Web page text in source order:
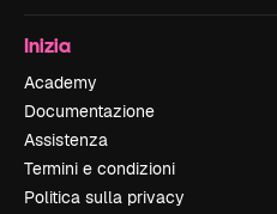
Inizia
Academy
Documentazione
Assistenza
Termini e condizioni
Politica sulla privacy